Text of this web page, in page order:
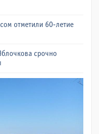
отметили 60-летие
срочно